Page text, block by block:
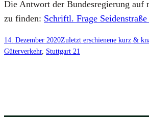
Die Ant­wort der Bun­des­re­gie­rung auf
zu fin­den: Schriftl. Fra­ge
14. Dezember 2020Zuletzt erschienene kurz &
Güterverkehr, Stuttgart 21